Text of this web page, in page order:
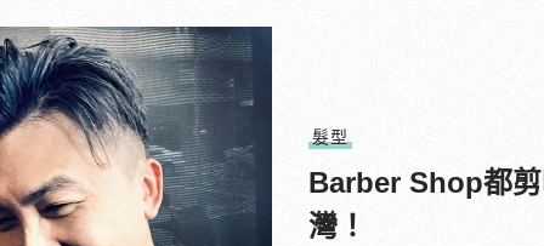
髮型
Barber Shop都
灣！